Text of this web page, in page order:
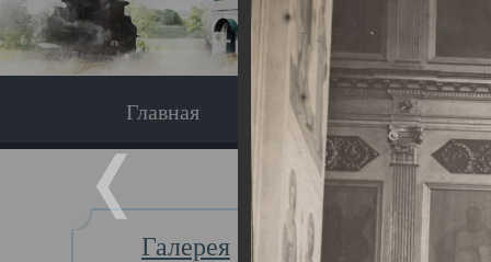
Главная Экскурсия
Галерея
Главная